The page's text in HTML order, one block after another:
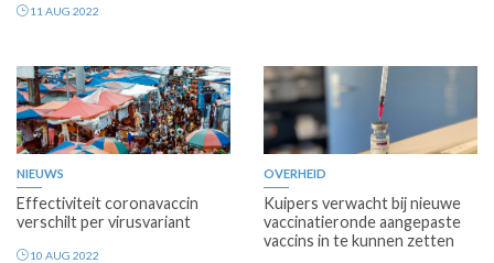
11 AUG 2022
NIEUWS
Effectiviteit coronavaccin
verschilt per virusvariant
10 AUG 2022
OVERHEID
Kuipers verwacht bij nieuwe
vaccinatieronde aangepaste
vaccins in te kunnen zetten